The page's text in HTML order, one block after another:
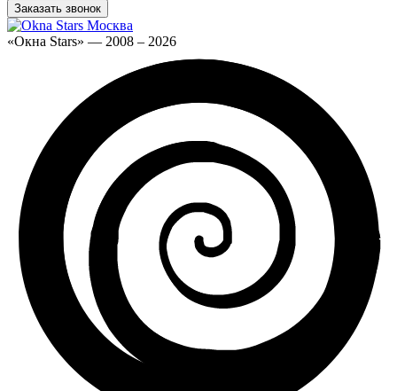
Заказать звонок
«Окна Stars» — 2008 – 2026